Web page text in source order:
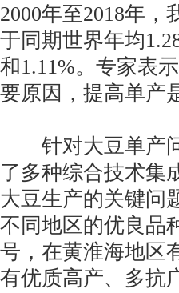
2000年至2018年
于同期世界年均
和1.11%。专家表
要原因，提高单产
针对大豆单产问
了多种综合技术集
大豆生产的关键问
不同地区的优良品
号，在黄淮海地区
有优质高产、多抗